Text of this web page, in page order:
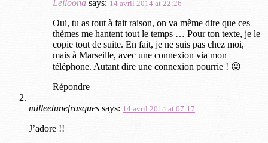
Leiloona says: 14 avril 2014 at 22:26
Oui, tu as tout à fait raison, on va même dire que ces
thèmes me hantent tout le temps … Pour ton texte, je le
copie tout de suite. En fait, je ne suis pas chez moi,
mais à Marseille, avec une connexion via mon
téléphone. Autant dire une connexion pourrie ! 😛
Répondre
milleetunefrasques says: 14 avril 2014 at 07:17
J’adore !!